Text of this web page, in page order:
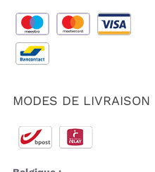
MODES DE LIVRAISON